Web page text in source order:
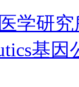
学研究
基因